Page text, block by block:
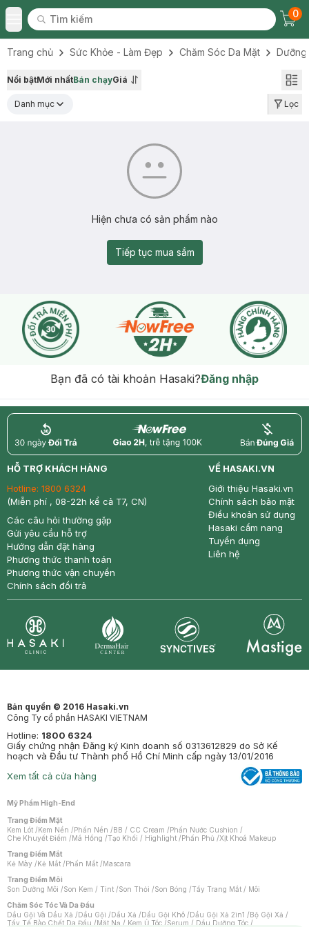
Toggle Menu
Tìm kiếm
Tìm kiếm
0
Trang chủ Sức Khỏe - Làm Đẹp Chăm Sóc Da Mặt Dưỡng
Nổi bậtMới nhấtBán chạyGiá
Danh mục Lọc
Hiện chưa có sản phẩm nào
Tiếp tục mua sắm
Bạn đã có tài khoản Hasaki?Đăng nhập
return nowfree price
HỖ TRỢ KHÁCH HÀNG
Hotline: 1800 6324
(Miễn phí , 08-22h kể cả T7, CN)
Các câu hỏi thường gặp
Gửi yêu cầu hỗ trợ
Hướng dẫn đặt hàng
Phương thức thanh toán
Phương thức vận chuyển
Chính sách đổi trả
VỀ HASAKI.VN
Giới thiệu Hasaki.vn
Chính sách bảo mật
Điều khoản sử dụng
Hasaki cẩm nang
Tuyển dụng
Liên hệ
Bản quyền © 2016 Hasaki.vn
Công Ty cổ phần HASAKI VIETNAM
Hotline: 1800 6324
Giấy chứng nhận Đăng ký Kinh doanh số 0313612829 do Sở Kế
hoạch và Đầu tư Thành phố Hồ Chí Minh cấp ngày 13/01/2016
Xem tất cả cửa hàng
Mỹ Phẩm High-End
Trang Điểm Mặt
Kem Lót /Kem Nền /Phấn Nền /BB / CC Cream /Phấn Nước Cushion /
Che Khuyết Điểm /Má Hồng /Tạo Khối / Highlight /Phấn Phủ /Xịt Khoá Makeup
Trang Điểm Mắt
Kẻ Mày /Kẻ Mắt /Phấn Mắt /Mascara
Trang Điểm Môi
Son Dưỡng Môi /Son Kem / Tint /Son Thỏi /Son Bóng /Tẩy Trang Mắt / Môi
Chăm Sóc Tóc Và Da Đầu
Dầu Gội Và Dầu Xả /Dầu Gội /Dầu Xả /Dầu Gội Khô /Dầu Gội Xả 2in1 /Bộ Gội Xả /
Tẩy Tế Bào Chết Da Đầu /Mặt Nạ / Kem Ủ Tóc /Serum / Dầu Dưỡng Tóc /